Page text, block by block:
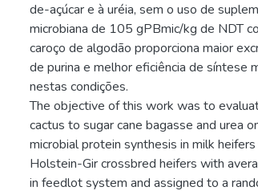
de-açúcar e à uréia, sem o uso de
microbiana de 105 gPBmic/kg de NDT
caroço de algodão proporciona maior
de purina e melhor eficiência de síntese
nestas condições.
The objective of this work was to
cactus to sugar cane bagasse and urea
microbial protein synthesis in milk
Holstein-Gir crossbred heifers with
in feedlot system and assigned to a